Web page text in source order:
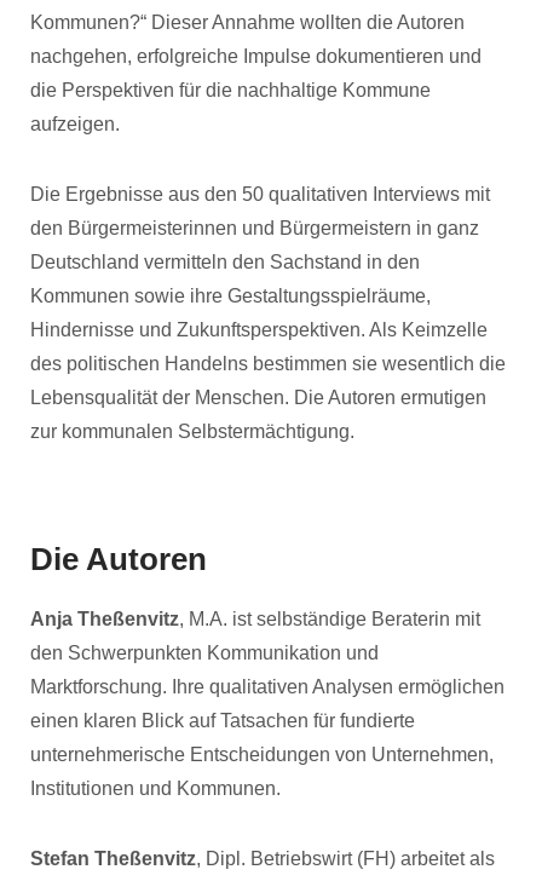
Kommunen?“ Dieser Annahme wollten die Autoren
nachgehen, erfolgreiche Impulse dokumentieren und
die Perspektiven für die nachhaltige Kommune
aufzeigen.
Die Ergebnisse aus den 50 qualitativen Interviews mit
den Bürgermeisterinnen und Bürgermeistern in ganz
Deutschland vermitteln den Sachstand in den
Kommunen sowie ihre Gestaltungsspielräume,
Hindernisse und Zukunftsperspektiven. Als Keimzelle
des politischen Handelns bestimmen sie wesentlich die
Lebensqualität der Menschen. Die Autoren ermutigen
zur kommunalen Selbstermächtigung.
Die Autoren
Anja Theßenvitz, M.A. ist selbständige Beraterin mit
den Schwerpunkten Kommunikation und
Marktforschung. Ihre qualitativen Analysen ermöglichen
einen klaren Blick auf Tatsachen für fundierte
unternehmerische Entscheidungen von Unternehmen,
Institutionen und Kommunen.
Stefan Theßenvitz, Dipl. Betriebswirt (FH) arbeitet als